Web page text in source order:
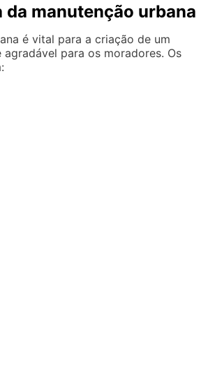
manutenção urbana
é vital para a criação de um
agradável para os moradores. Os